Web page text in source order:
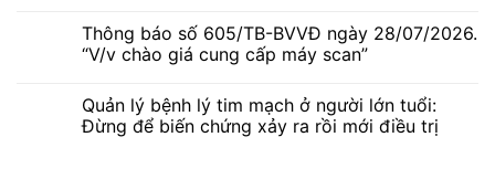
gặp
nhưng
không
quan
số
580/TB-
BVVĐ
“V/v
mời
chào
bình
luận
hoàn
thành
thực
Thông báo số 605/TB-BVVĐ ngày 28/07/2026.
“V/v chào giá cung cấp máy scan”
bình
luận
ở
Quản lý bệnh lý tim mạch ở người lớn tuổi:
Đừng để biến chứng xảy ra rồi mới điều trị